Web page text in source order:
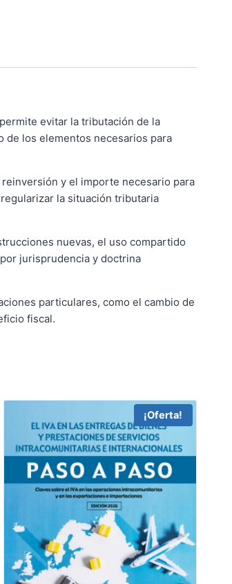
evitar la tributación de la
de los elementos necesarios para
y el importe necesario para
la situación tributaria
nuevas, el uso compartido
jurisprudencia y doctrina
particulares, como el cambio de
fiscal.
¡Oferta!